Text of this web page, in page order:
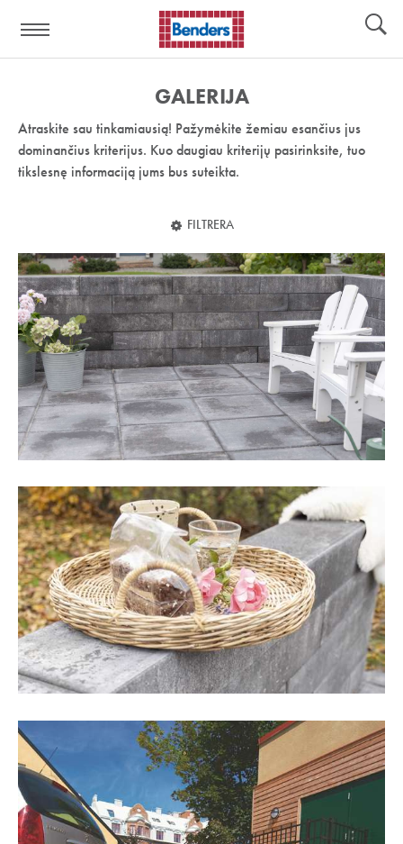
nuoroda:
GALERIJA
Atraskite sau tinkamiausią! Pažymėkite žemiau esančius jus
dominančius kriterijus. Kuo daugiau kriterijų pasirinksite, tuo
tikslesnę informaciją jums bus suteikta.
FILTRERA